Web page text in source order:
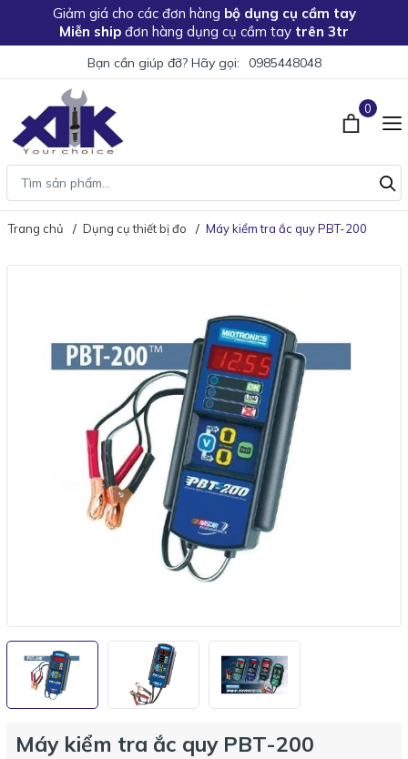
Giảm giá cho các đơn hàng bộ dụng cụ cầm tay
Miễn ship đơn hàng dụng cụ cầm tay trên 3tr
Bạn cần giúp đỡ? Hãy gọi: 0985448048
0
Trang chủ Dụng cụ thiết bị đo Máy kiểm tra ắc quy PBT-200
Máy kiểm tra ắc quy PBT-200